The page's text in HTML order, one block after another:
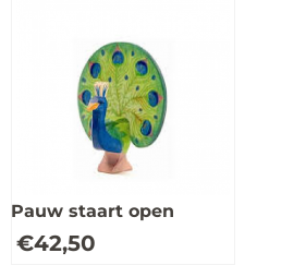
Pauw staart open
€42,50